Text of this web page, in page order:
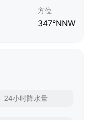
方位
347°NNW
24小时降水量